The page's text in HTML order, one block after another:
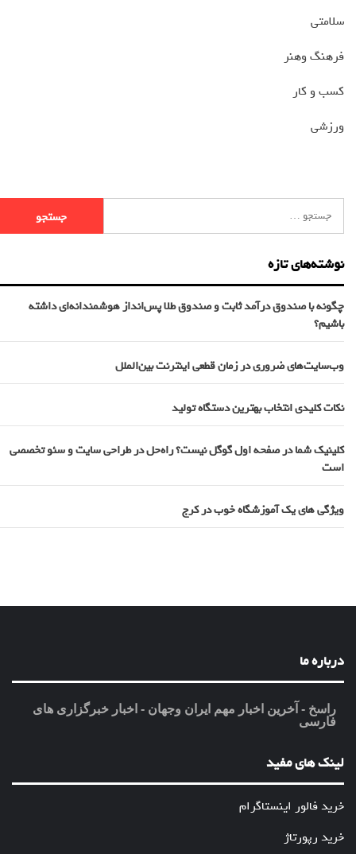
سلامتی
فرهنگ وهنر
کسب و کار
ورزشی
نوشته‌های تازه
چگونه با صندوق درآمد ثابت و صندوق طلا پس‌انداز هوشمندانه‌ای داشته
باشیم؟
وب‌سایت‌های ضروری در زمان قطعی اینترنت بین‌الملل
نکات کلیدی انتخاب بهترین دستگاه تولید
کلینیک شما در صفحه اول گوگل نیست؟ راه‌حل در طراحی سایت و سئو تخصصی
است
ویژگی های یک آموزشگاه خوب در کرج
درباره ما
راسخ - آخرین اخبار مهم ایران وجهان - اخبار خبرگزاری های
فارسی
لینک های مفید
خرید فالور اینستاگرام
خرید رپورتاژ